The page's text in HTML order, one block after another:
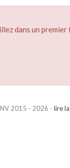
dans un
2015 - 2026 - lire